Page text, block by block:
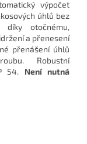
výpočet
úhlů bez
díky otočnému,
a přenesení
přenášení úhlů
Robustní
54. Není nutná